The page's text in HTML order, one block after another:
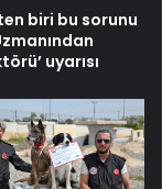
biri bu sorunu
uyarısı